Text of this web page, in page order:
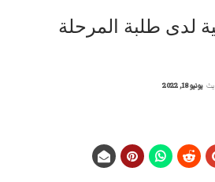
لدى طلبة المرحلة
يونيو 18, 2022